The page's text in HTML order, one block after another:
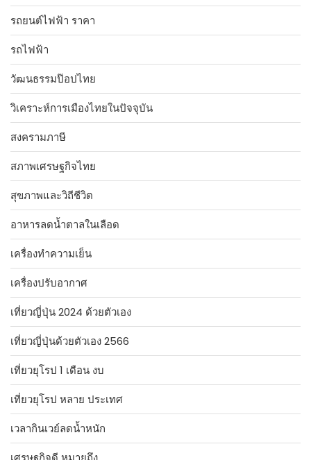
รถยนต์ไฟฟ้า ราคา
รถไฟฟ้า
วัฒนธรรมป๊อปไทย
วิเคราะห์การเมืองไทยในปัจจุบัน
สงครามภาษี
สภาพเศรษฐกิจไทย
สุขภาพและวิถีชีวิต
อาหารลดน้ำตาลในเลือด
เครื่องทำความเย็น
เครื่องปรับอากาศ
เที่ยวญี่ปุ่น 2024 ด้วยตัวเอง
เที่ยวญี่ปุ่นด้วยตัวเอง 2566
เที่ยวยุโรป 1 เดือน งบ
เที่ยวยุโรป หลาย ประเทศ
เวลากินเวย์ลดน้ำหนัก